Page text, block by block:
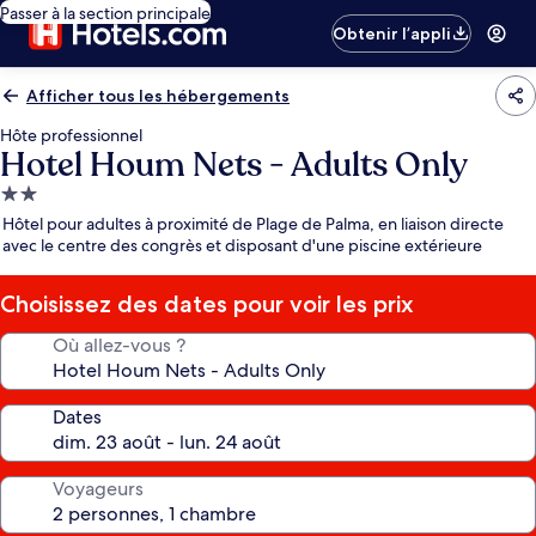
Passer à la section principale
Obtenir l’appli
Afficher tous les hébergements
Hôte professionnel
Hotel Houm Nets - Adults Only
Hébergement
2.0 étoiles
Hôtel pour adultes à proximité de Plage de Palma, en liaison directe
avec le centre des congrès et disposant d'une piscine extérieure
Choisissez des dates pour voir les prix
Où allez-vous ?
Dates
Voyageurs